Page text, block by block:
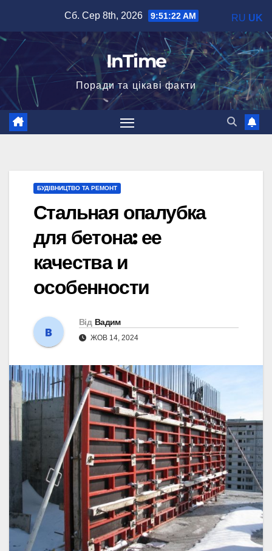
вмісту
Сб. Сер 8th, 2026 9:51:23 AM
InTime
Поради та цікаві факти
БУДІВНИЦТВО ТА РЕМОНТ
Стальная опалубка
для бетона: ее
качества и
особенности
Від Вадим
ЖОВ 14, 2024
RU UK